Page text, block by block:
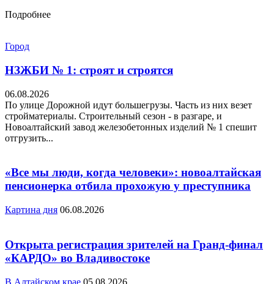
Подробнее
Город
НЗЖБИ № 1: строят и строятся
06.08.2026
По улице Дорожной идут большегрузы. Часть из них везет
стройматериалы. Строительный сезон - в разгаре, и
Новоалтайский завод железобетонных изделий № 1 спешит
отгрузить...
«Все мы люди, когда человеки»: новоалтайская
пенсионерка отбила прохожую у преступника
Картина дня 06.08.2026
Открыта регистрация зрителей на Гранд-финал
«КАРДО» во Владивостоке
В Алтайском крае 05.08.2026